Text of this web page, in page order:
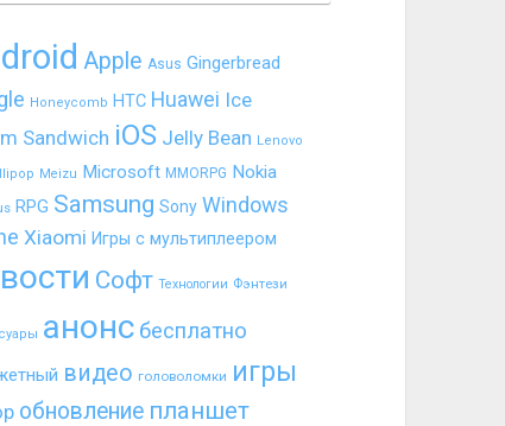
Apple Asus Gingerbread
Honeycomb HTC Huawei Ice
Sandwich iOS Jelly Bean Lenovo
Meizu Microsoft MMORPG Nokia
RPG Samsung Sony Windows
Xiaomi Игры с мультиплеером
Софт Технологии Фэнтези
анонс бесплатно
видео головоломки игры
обновление планшет